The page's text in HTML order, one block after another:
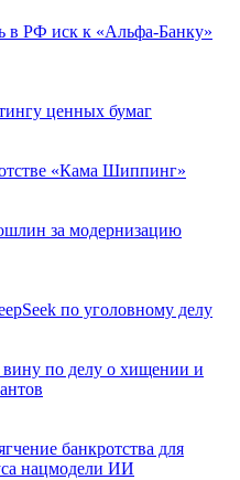
в РФ иск к «Альфа-Банку»
ценных бумаг
«Кама Шиппинг»
за модернизацию
по уголовному делу
вину по делу о хищении и
банкротства для
нацмодели ИИ